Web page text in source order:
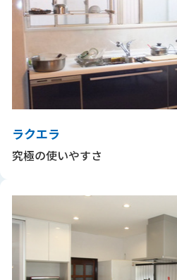
ラクエラ
究極の使いやすさ